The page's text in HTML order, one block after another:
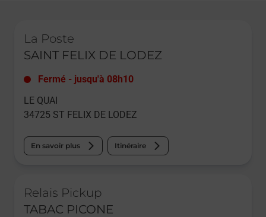
La Poste
SAINT FELIX DE LODEZ
Fermé - jusqu'à 08h10
LE QUAI
34725 ST FELIX DE LODEZ
En savoir plus Itinéraire
Relais Pickup
TABAC PICONE